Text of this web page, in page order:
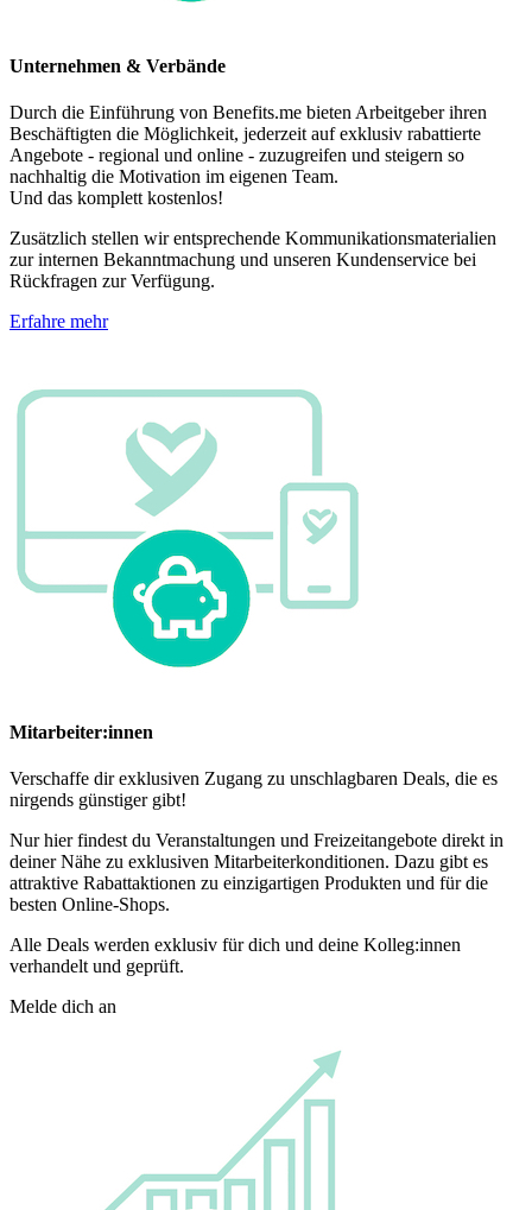
Unternehmen & Verbände
Durch die Einführung von Benefits.me bieten Arbeitgeber ihren
Beschäftigten die Möglichkeit, jederzeit auf exklusiv rabattierte
Angebote - regional und online - zuzugreifen und steigern so
nachhaltig die Motivation im eigenen Team.
Und das komplett kostenlos!
Zusätzlich stellen wir entsprechende Kommunikationsmaterialien
zur internen Bekanntmachung und unseren Kundenservice bei
Rückfragen zur Verfügung.
Erfahre mehr
Mitarbeiter:innen
Verschaffe dir exklusiven Zugang zu unschlagbaren Deals, die es
nirgends günstiger gibt!
Nur hier findest du Veranstaltungen und Freizeitangebote direkt in
deiner Nähe zu exklusiven Mitarbeiterkonditionen. Dazu gibt es
attraktive Rabattaktionen zu einzigartigen Produkten und für die
besten Online-Shops.
Alle Deals werden exklusiv für dich und deine Kolleg:innen
verhandelt und geprüft.
Melde dich an